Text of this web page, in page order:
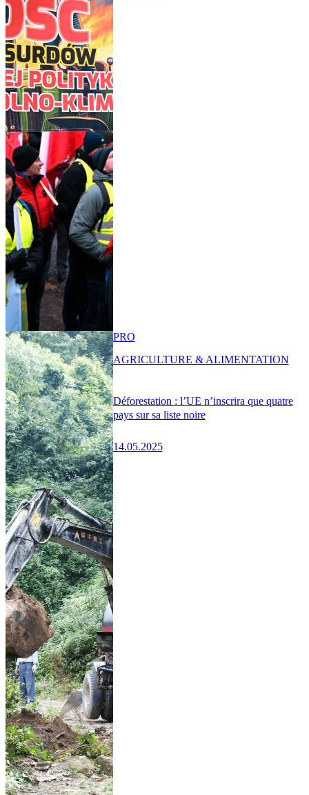
Déforestation : l’UE n’inscrira que quatre
pays sur sa liste noire
14.05.2025
PRO
AGRICULTURE & ALIMENTATION